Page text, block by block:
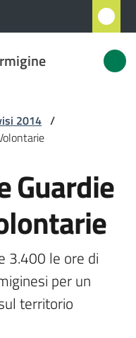
2014 /
Guardie
3.400 le ore di
per un
territorio